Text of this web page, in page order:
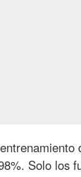
Solo los